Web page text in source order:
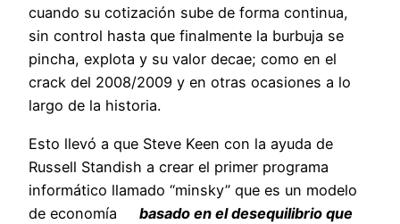
cuando su cotización sube de forma continua,
sin control hasta que finalmente la burbuja se
pincha, explota y su valor decae; como en el
crack del 2008/2009 y en otras ocasiones a lo
largo de la historia.
Esto llevó a que Steve Keen con la ayuda de
Russell Standish a crear el primer programa
informático llamado “minsky” que es un modelo
de economía
basado en el desequilibrio que